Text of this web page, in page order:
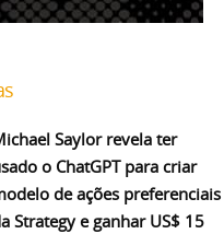
Saylor revela ter
o ChatGPT para criar
de ações preferenciais
Strategy e ganhar US$ 15